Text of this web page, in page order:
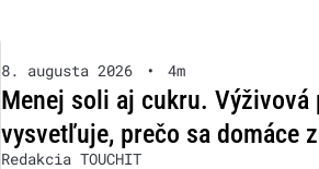
8. augusta 2026 • 4m
Menej soli aj cukru. Výživová
vysvetľuje, prečo sa domáce
Redakcia TOUCHIT